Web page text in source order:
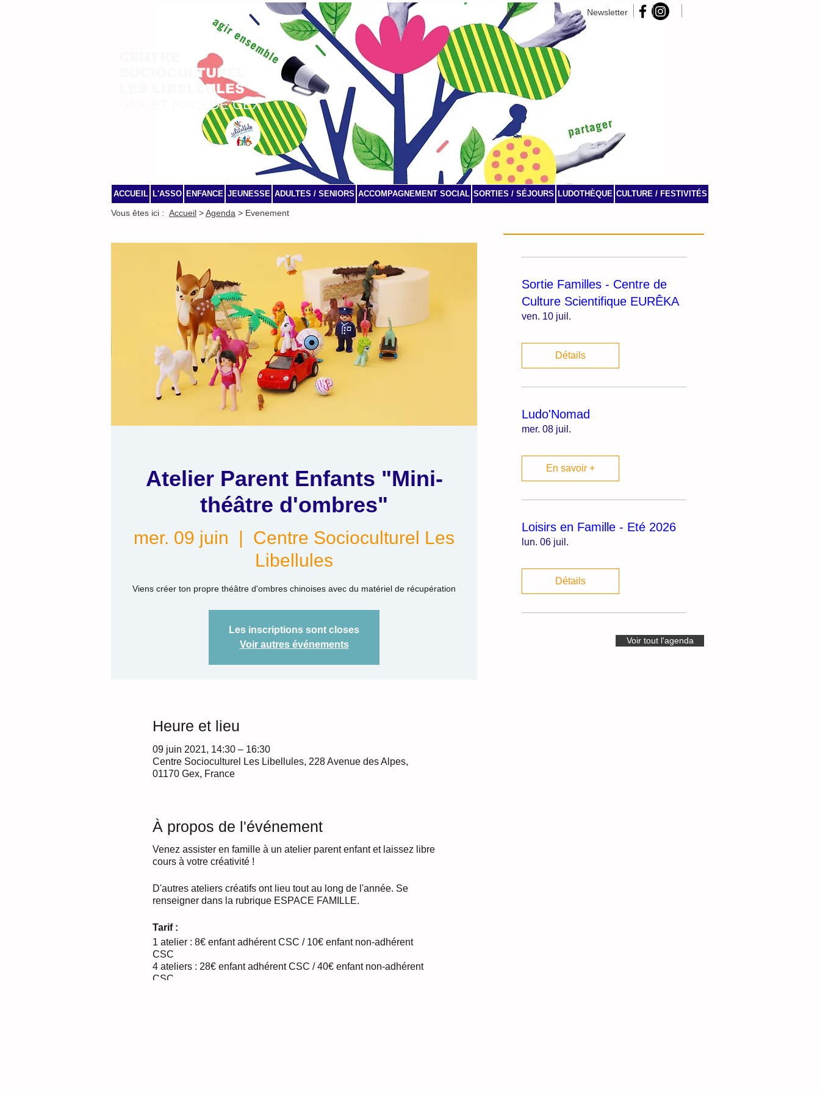
Newsletter
SOCIOCULTUREL
LES LIBELLULES
GEX ET PAYS DE GEX
ACCUEIL L'ASSO ENFANCE JEUNESSE ADULTES / SENIORS ACCOMPAGNEMENT SOCIAL SORTIES / SÉJOURS LUDOTHÈQUE CULTURE / FESTIVITÉS
Vous êtes ici : Accueil >Agenda > Evenement
Atelier Parent Enfants "Mini-
théâtre d'ombres"
mer. 09 juin
Centre Socioculturel Les
Libellules
Viens créer ton propre théâtre d'ombres chinoises avec du matériel de récupération
Les inscriptions sont closes
Voir autres événements
Heure et lieu
09 juin 2021, 14:30 – 16:30
Centre Socioculturel Les Libellules, 228 Avenue des Alpes,
01170 Gex, France
À propos de l'événement
Venez assister en famille à un atelier parent enfant et laissez libre
cours à votre créativité !
D'autres ateliers créatifs ont lieu tout au long de l'année. Se
renseigner dans la rubrique ESPACE FAMILLE.
Tarif :
1 atelier : 8€ enfant adhérent CSC / 10€ enfant non-adhérent
CSC
4 ateliers : 28€ enfant adhérent CSC / 40€ enfant non-adhérent
CSC
Sortie Familles - Centre de
Culture Scientifique EURÊKA
ven. 10 juil.
Détails
Ludo'Nomad
mer. 08 juil.
En savoir +
Loisirs en Famille - Eté 2026
lun. 06 juil.
Détails
Voir tout l'agenda